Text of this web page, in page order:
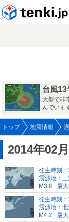
台風13
大型で非
んでいま
トップ 地震情報
2014年02
発生時刻
震源地：
M3.8
最
発生時刻
震源地：
M4.2
最